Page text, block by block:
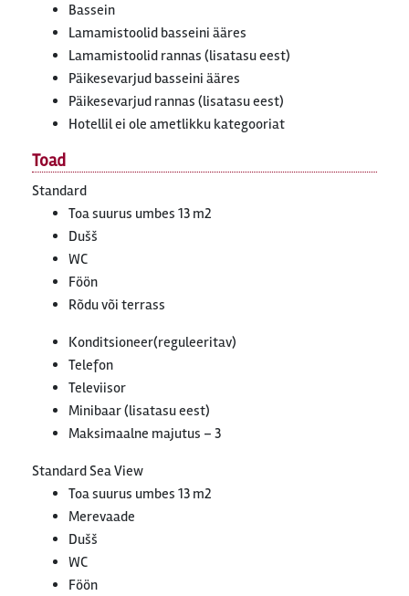
Bassein
Lamamistoolid basseini ääres
Lamamistoolid rannas (lisatasu eest)
Päikesevarjud basseini ääres
Päikesevarjud rannas (lisatasu eest)
Hotellil ei ole ametlikku kategooriat
Toad
Standard
Toa suurus umbes 13 m2
Dušš
WC
Föön
Rõdu või terrass
Konditsioneer(reguleeritav)
Telefon
Televiisor
Minibaar (lisatasu eest)
Maksimaalne majutus – 3
Standard Sea View
Toa suurus umbes 13 m2
Merevaade
Dušš
WC
Föön